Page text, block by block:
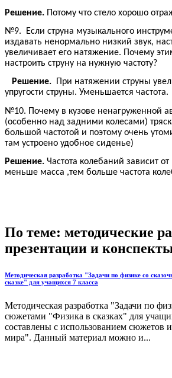
Решение. Потому что стело хорошо
№9. Если струна музыкального
издавать ненормально низкий звук,
увеличивает его натяжение. Почему
настроить струну на нужную частоту?
Решение. При натяжении струны
упругости струны. Уменьшается частота.
№10. Почему в кузове ненагруженной
(особенно над задними колесами)
большой частотой и поэтому очень
там устроено удобное сиденье)
Решение. Частота колебаний зависит
меньше масса ,тем больше частота
По теме: методические
презентации и
Методическая разработка "Задачи по физике со
сказке" для учащихся 7 класса
Методическая разработка "Задачи по
сюжетами "Физика в сказках" для
составлены с использованием сюжетов
мира". Данный материал можно и...